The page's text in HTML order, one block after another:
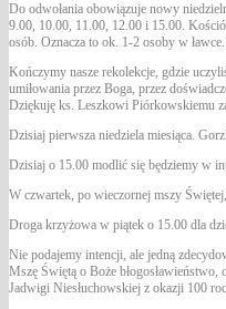
Do odwołania obowiązuje nowy
9.00, 10.00, 11.00, 12.00 i 15.00.
osób. Oznacza to ok. 1-2 osoby w
Kończymy nasze rekolekcje, gdzie
umiłowania przez Boga, przez
Dziękuję ks. Leszkowi Piórkowskiemu
Dzisiaj pierwsza niedziela miesiąca.
Dzisiaj o 15.00 modlić się będziemy w
W czwartek, po wieczornej mszy
Droga krzyżowa w piątek o 15.00 dla
Nie podajemy intencji, ale jedną
Mszę Świętą o Boże
Jadwigi Niesłuchowskiej z okazji 100